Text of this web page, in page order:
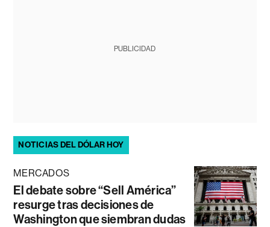
PUBLICIDAD
NOTICIAS DEL DÓLAR HOY
MERCADOS
El debate sobre “Sell América”
resurge tras decisiones de
Washington que siembran dudas